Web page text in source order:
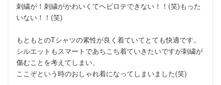
刺繍が！刺繍がかわいくてヘビロテできない！！(笑)もった
いない！！(笑)
もともとのTシャツの素性が良く着ていてとても快適です。
シルエットもスマートであちこち着ていきたいですが刺繍が
傷むことを考えてしまい、
ここぞという時のおしゃれ着になってしまいました(笑)